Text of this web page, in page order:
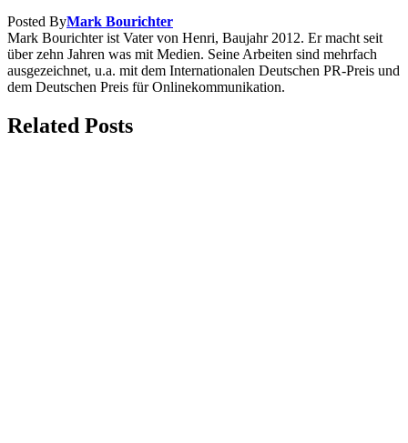
Posted ByMark Bourichter
Mark Bourichter ist Vater von Henri, Baujahr 2012. Er macht seit
über zehn Jahren was mit Medien. Seine Arbeiten sind mehrfach
ausgezeichnet, u.a. mit dem Internationalen Deutschen PR-Preis und
dem Deutschen Preis für Onlinekommunikation.
Related Posts